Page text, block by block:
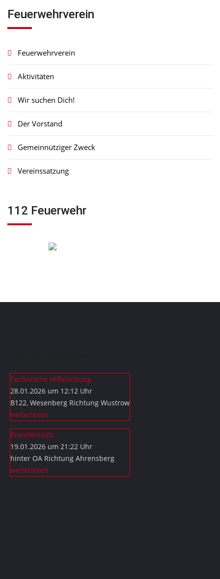
Feuerwehrverein
Feuerwehrverein
Aktivitäten
Wir suchen Dich!
Der Vorstand
Gemeinnütziger Zweck
Vereinssatzung
112 Feuerwehr
Technische Hilfeleistung
28.01.2026 um 12:12 Uhr
B122, Wesenberg Richtung Wustrow
weiterlesen
Brandeinsatz
19.01.2026 um 21:22 Uhr
hinter OA Richtung Ahrensberg
weiterlesen